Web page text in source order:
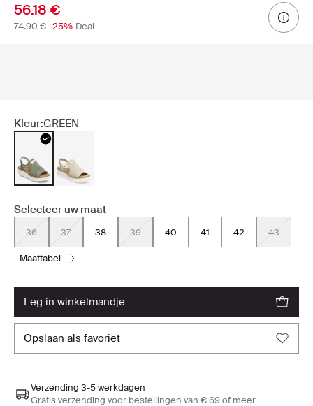
56.18 €
74.90 € -25% Deal
Kleur:GREEN
Selecteer uw maat
36 37 38 39 40 41 42 43
maattabel
leg in winkelmandje
opslaan als favoriet
Verzending 3-5 werkdagen
Gratis verzending voor bestellingen van € 69 of meer